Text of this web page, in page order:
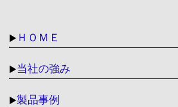
▶ ＨＯＭＥ
▶当社の強み
▶製品事例